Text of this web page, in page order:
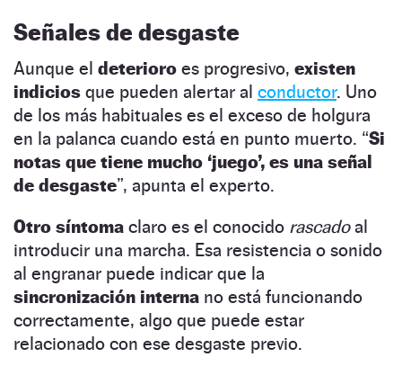
Señales de desgaste
Aunque el deterioro es progresivo, existen
indicios que pueden alertar al conductor. Uno
de los más habituales es el exceso de holgura
en la palanca cuando está en punto muerto. “Si
notas que tiene mucho ‘juego’, es una señal
de desgaste”, apunta el experto.
Otro síntoma claro es el conocido rascadoal
introducir una marcha. Esa resistencia o sonido
al engranar puede indicar que la
sincronización interna no está funcionando
correctamente, algo que puede estar
relacionado con ese desgaste previo.